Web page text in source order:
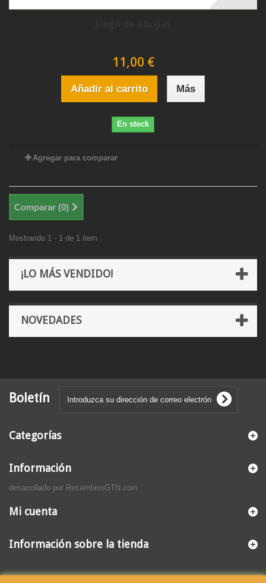
11,00 €
Añadir al carrito Más
En stock
Agregar para comparar
Comparar (0)
Mostrando 1 - 1 de 1 item
¡LO MÁS VENDIDO!
NOVEDADES
Boletín
Categorías
Información
desarrollado por RecambiosGTN.com
Mi cuenta
Información sobre la tienda